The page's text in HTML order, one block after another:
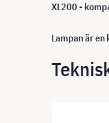
XL200 -
Lampan är